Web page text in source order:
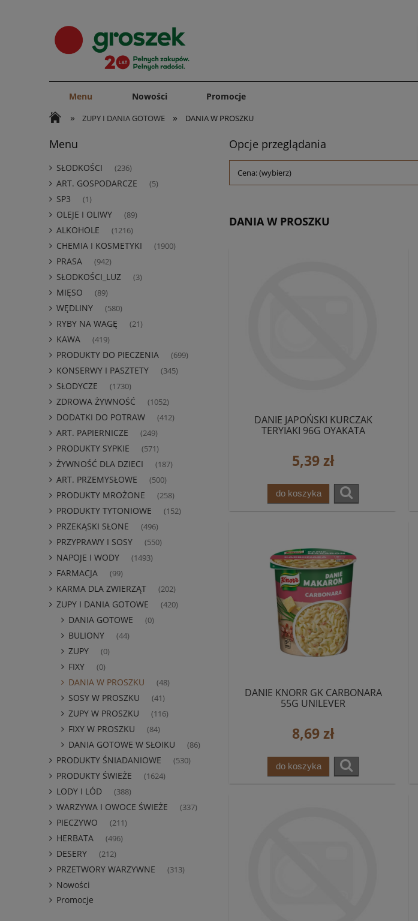
Menu Nowości Promocje
» ZUPY I DANIA GOTOWE » DANIA W PROSZKU
Menu
SŁODKOŚCI (236)
ART. GOSPODARCZE (5)
SP3 (1)
OLEJE I OLIWY (89)
ALKOHOLE (1216)
CHEMIA I KOSMETYKI (1900)
PRASA (942)
SŁODKOŚCI_LUZ (3)
MIĘSO (89)
WĘDLINY (580)
RYBY NA WAGĘ (21)
KAWA (419)
PRODUKTY DO PIECZENIA (699)
KONSERWY I PASZTETY (345)
SŁODYCZE (1730)
ZDROWA ŻYWNOŚĆ (1052)
DODATKI DO POTRAW (412)
ART. PAPIERNICZE (249)
PRODUKTY SYPKIE (571)
ŻYWNOŚĆ DLA DZIECI (187)
ART. PRZEMYSŁOWE (500)
PRODUKTY MROŻONE (258)
PRODUKTY TYTONIOWE (152)
PRZEKĄSKI SŁONE (496)
PRZYPRAWY I SOSY (550)
NAPOJE I WODY (1493)
FARMACJA (99)
KARMA DLA ZWIERZĄT (202)
ZUPY I DANIA GOTOWE (420)
DANIA GOTOWE (0)
BULIONY (44)
ZUPY (0)
FIXY (0)
DANIA W PROSZKU (48)
SOSY W PROSZKU (41)
ZUPY W PROSZKU (116)
FIXY W PROSZKU (84)
DANIA GOTOWE W SŁOIKU (86)
PRODUKTY ŚNIADANIOWE (530)
PRODUKTY ŚWIEŻE (1624)
LODY I LÓD (388)
WARZYWA I OWOCE ŚWIEŻE (337)
PIECZYWO (211)
HERBATA (496)
DESERY (212)
PRZETWORY WARZYWNE (313)
Nowości
Promocje
Opcje przeglądania
Cena: (wybierz)
DANIA W PROSZKU
DANIE JAPOŃSKI KURCZAK
TERYIAKI 96G OYAKATA
5,39 zł
do koszyka
DANIE KNORR GK CARBONARA
55G UNILEVER
8,69 zł
do koszyka